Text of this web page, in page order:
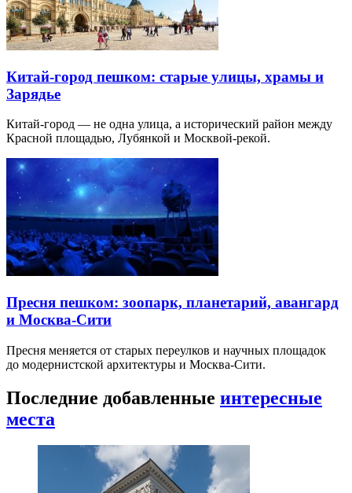
Китай-город пешком: старые улицы, храмы и
Зарядье
Китай-город — не одна улица, а исторический район между
Красной площадью, Лубянкой и Москвой-рекой.
Пресня пешком: зоопарк, планетарий, авангард
и Москва-Сити
Пресня меняется от старых переулков и научных площадок
до модернистской архитектуры и Москва-Сити.
Последние добавленные интересные
места